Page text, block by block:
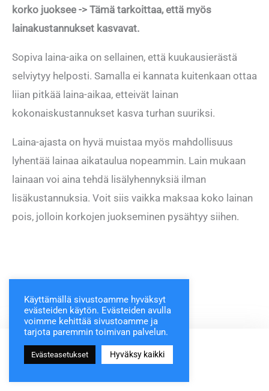
korko juoksee -> Tämä tarkoittaa, että myös
lainakustannukset kasvavat.
Sopiva laina-aika on sellainen, että kuukausierästä
selviytyy helposti. Samalla ei kannata kuitenkaan ottaa
liian pitkää laina-aikaa, etteivät lainan
kokonaiskustannukset kasva turhan suuriksi.
Laina-ajasta on hyvä muistaa myös mahdollisuus
lyhentää lainaa aikataulua nopeammin. Lain mukaan
lainaan voi aina tehdä lisälyhennyksiä ilman
lisäkustannuksia. Voit siis vaikka maksaa koko lainan
pois, jolloin korkojen juokseminen pysähtyy siihen.
Käyttämällä sivustoamme hyväksyt
evästeiden käytön. Evästeiden avulla
voimme kehittää sivustoamme ja
tarjota paremmin toimivan palvelun.
Evästeasetukset Hyväksy kaikki